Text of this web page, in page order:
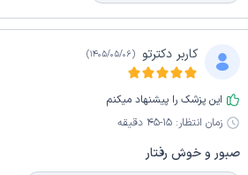
کاربر دکترتو (
1405/05/06
)
این پزشک را پیشنهاد میکنم
زمان انتظار: 15-45 دقیقه
صبور و خوش رفتار